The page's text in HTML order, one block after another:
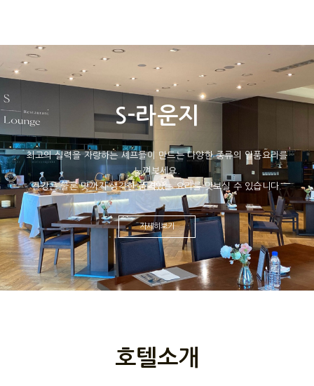
S-라운지
최고의 실력을 자랑하는 셰프들이 만드는 다양한 종류의 일품요리를
느껴보세요.
건강은 물론 맛까지 생각한 품격있는 요리를 맛보실 수 있습니다.
자세히보기
호텔소개